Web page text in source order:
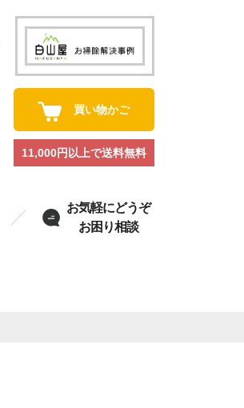
買い物かご
11,000円以上で送料無料
お気軽にどうぞ
お困り相談